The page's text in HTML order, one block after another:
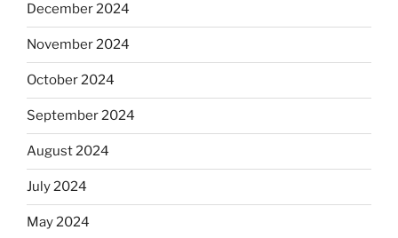
December 2024
November 2024
October 2024
September 2024
August 2024
July 2024
May 2024